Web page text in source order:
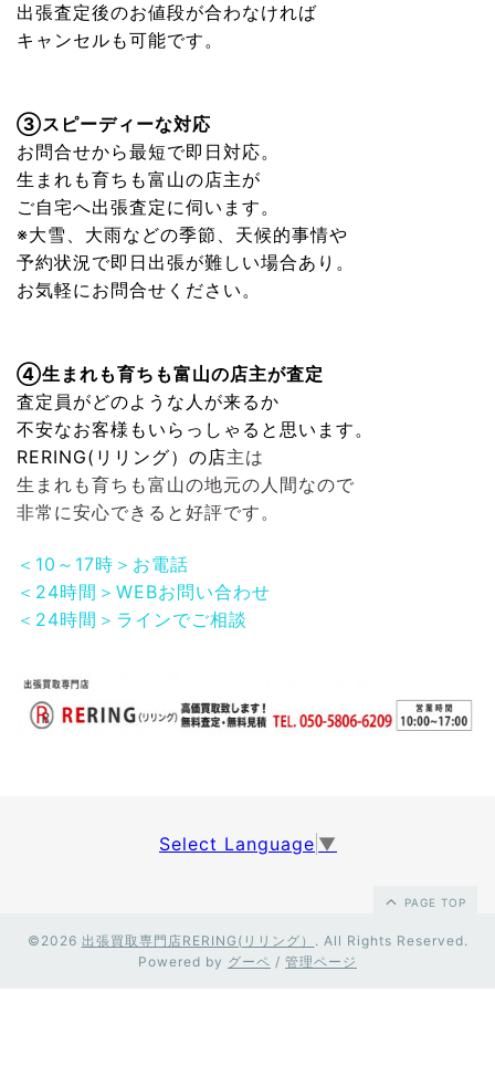
出張査定後のお値段が合わなければ
キャンセルも可能です。
③スピーディーな対応
お問合せから最短で即日対応。
生まれも育ちも富山の店主が
ご自宅へ出張査定に伺います。
※大雪、大雨などの季節、天候的事情や
予約状況で即日出張が難しい場合あり。
お気軽にお問合せください。
④生まれも育ちも富山の店主が査定
査定員がどのような人が来るか
不安なお客様もいらっしゃると思います。
RERING(リリング） の店主は
生まれも育ちも富山の地元の人間なので
非常に安心できると好評です。
＜10～17時＞お電話
＜24時間＞WEBお問い合わせ
＜24時間＞ラインでご相談
Select Language ▼
PAGE TOP
©2026 出張買取専門店RERING(リリング） . All Rights Reserved.
Powered by グーペ / 管理ページ